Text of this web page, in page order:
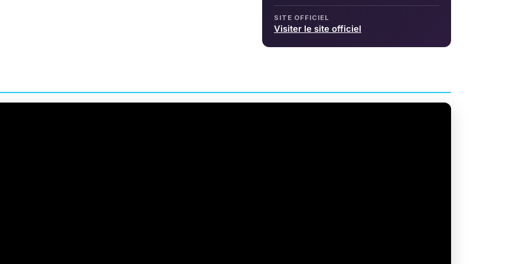
SITE OFFICIEL
Visiter le site officiel